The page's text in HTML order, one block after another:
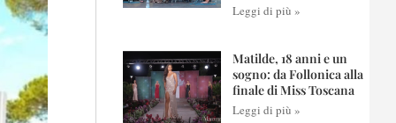
Leggi di più »
Matilde, 18 anni e un
sogno: da Follonica alla
finale di Miss Toscana
Leggi di più »